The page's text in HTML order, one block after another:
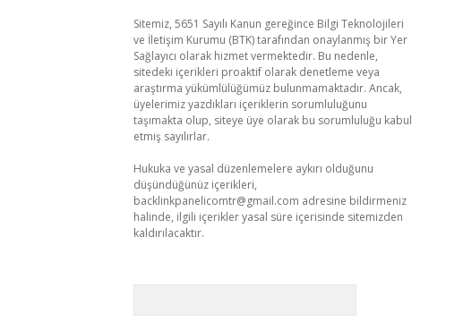
Sitemiz, 5651 Sayılı Kanun gereğince Bilgi Teknolojileri
ve İletişim Kurumu (BTK) tarafından onaylanmış bir Yer
Sağlayıcı olarak hizmet vermektedir. Bu nedenle,
sitedeki içerikleri proaktif olarak denetleme veya
araştırma yükümlülüğümüz bulunmamaktadır. Ancak,
üyelerimiz yazdıkları içeriklerin sorumluluğunu
taşımakta olup, siteye üye olarak bu sorumluluğu kabul
etmiş sayılırlar.
Hukuka ve yasal düzenlemelere aykırı olduğunu
düşündüğünüz içerikleri,
backlinkpanelicomtr@gmail.com adresine bildirmeniz
halinde, ilgili içerikler yasal süre içerisinde sitemizden
kaldırılacaktır.